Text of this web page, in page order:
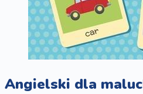
Angielski dla